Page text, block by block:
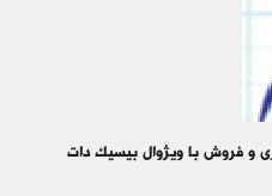
و فروش با ویژوال بیسیک دات